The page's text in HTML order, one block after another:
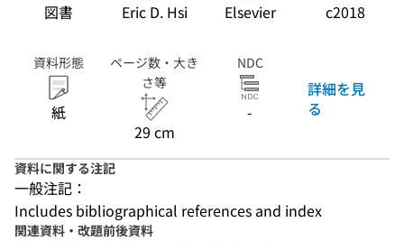
図書 Eric D. Hsi Elsevier c2018
資料形態
紙
ページ数・大き
さ等
29 cm
NDC
-
詳細を見
る
資料に関する注記
一般注記：
Includes bibliographical references and index
関連資料・改題前後資料